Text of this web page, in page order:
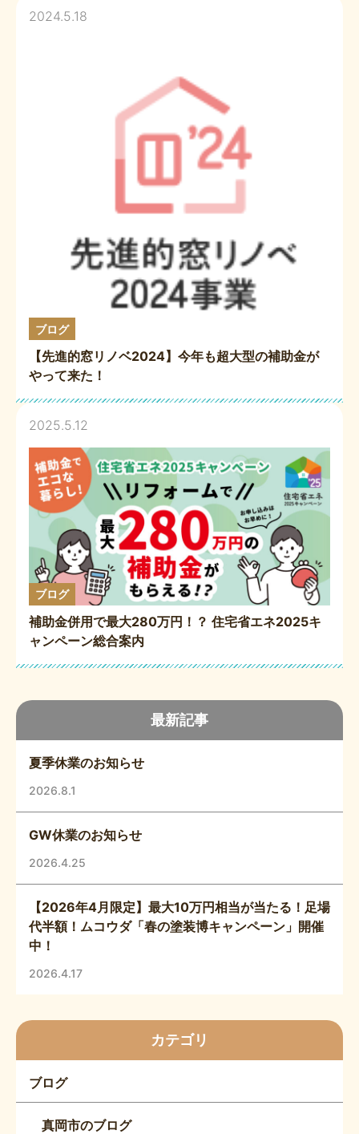
最新記事
夏季休業のお知らせ
2026.8.1
GW休業のお知らせ
2026.4.25
【2026年4月限定】最大10万円相当が当たる！足場
代半額！ムコウダ「春の塗装博キャンペーン」開催
中！
2026.4.17
カテゴリ
ブログ
真岡市のブログ
2024.5.18
ブログ
【先進的窓リノベ2024】今年も超大型の補助金が
やって来た！
2025.5.12
ブログ
補助金併用で最大280万円！？ 住宅省エネ2025キ
ャンペーン総合案内